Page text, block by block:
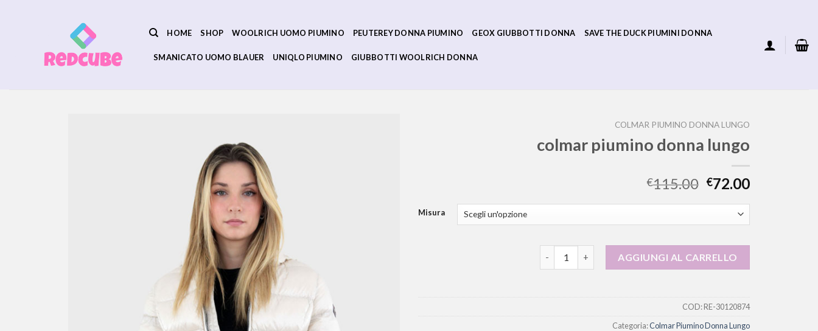
HOME SHOP WOOLRICH UOMO PIUMINO PEUTEREY DONNA PIUMINO GEOX GIUBBOTTI DONNA SAVE THE DUCK PIUMINI DONNA
SMANICATO UOMO BLAUER UNIQLO PIUMINO GIUBBOTTI WOOLRICH DONNA
COLMAR PIUMINO DONNA LUNGO
colmar piumino donna lungo
€115.00 €72.00
Misura
AGGIUNGI AL CARRELLO
COD:RE-30120874
Categoria:Colmar Piumino Donna Lungo